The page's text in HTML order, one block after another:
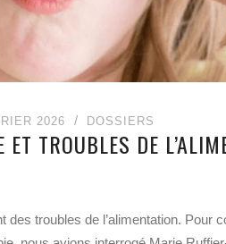
2026 DOSSIERS
TROUBLES DE
troubles de l’alimentation. Pour